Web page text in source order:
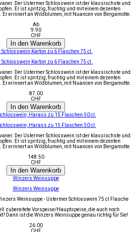
Der Ustermer Schlosswein ist der klassischste und
Er ist spritzig, fruchtig und mit einem dezenten
erinnert an Wildblumen, mit Nuancen von Bergamotte.
Ab
9.90
CHF
In den Warenkorb
Schlosswein Karton zu 6 Flaschen 75 cl.
Schlosswein Karton zu 6 Flaschen 75 cl.
Der Ustermer Schlosswein ist der klassischste und
Er ist spritzig, fruchtig und mit einem dezenten
erinnert an Wildblumen, mit Nuancen von Bergamotte.
87.00
CHF
In den Warenkorb
Harass zu 15 Flaschen 50 cl.
Harass zu 15 Flaschen 50 cl.
Der Ustermer Schlosswein ist der klassischste und
Er ist spritzig, fruchtig und mit einem dezenten
erinnert an Wildblumen, mit Nuancen von Bergamotte.
148.50
CHF
In den Warenkorb
Winzers Weinsuppe
Winzers Weinsuppe
Weinsuppe - Ustermer Schlosswein 75 cl Flasche
zubereitete Vorspeise/Hauptspeise, die auch noch
Dann ist die Winzers Weinsuppe genau richtig für Sie!
26.00
CHF